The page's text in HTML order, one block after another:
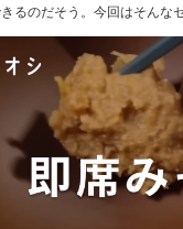
るのだそう。今回はそんな